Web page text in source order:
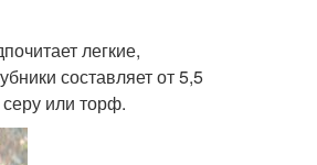
легкие,
составляет от 5,5
или торф.